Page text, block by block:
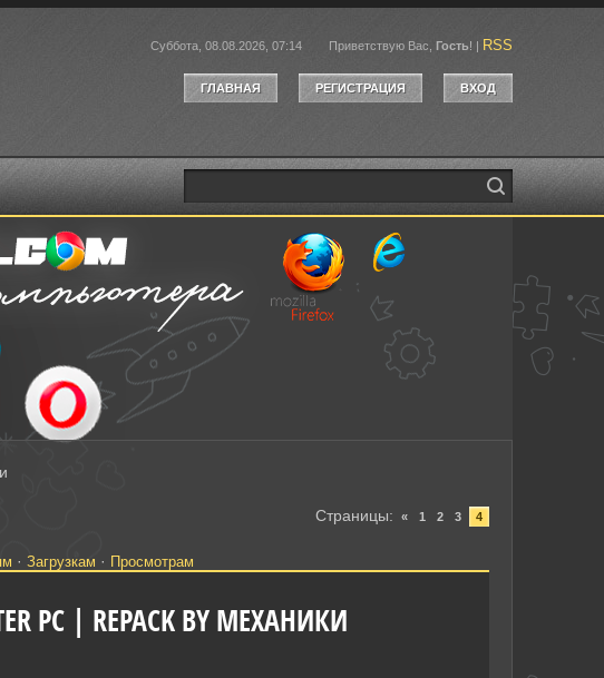
Суббота, 08.08.2026, 07:14 Приветствую Вас Гость! | RSS
ГЛАВНАЯ РЕГИСТРАЦИЯ ВХОД
Страницы: « 1 2 3 4
· Загрузкам · Просмотрам
PC | REPACK BY МЕХАНИКИ